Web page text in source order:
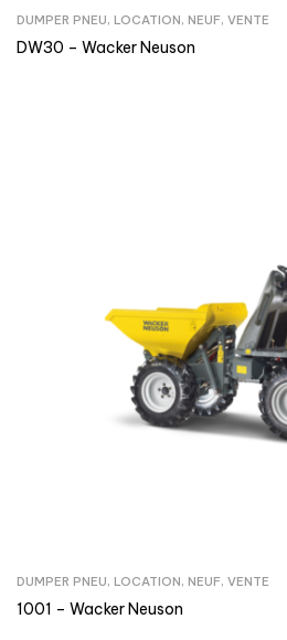
DUMPER PNEU, LOCATION, NEUF, VENTE
DW30 – Wacker Neuson
DUMPER PNEU, LOCATION, NEUF, VENTE
1001 – Wacker Neuson